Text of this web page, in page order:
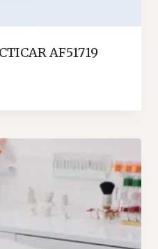
AF51719